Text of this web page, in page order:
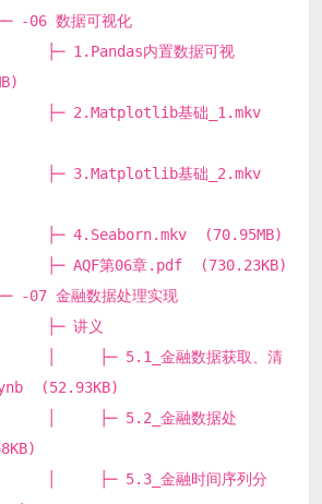
数据可视化
1.Pandas内置数据可视
2.Matplotlib基础_1.mkv
3.Matplotlib基础_2.mkv
4.Seaborn.mkv (70.95MB)
AQF第06章.pdf (730.23KB)
金融数据处理实现
讲义
├─ 5.1_金融数据获取、清
(52.93KB)
├─ 5.2_金融数据处
├─ 5.3_金融时间序列分